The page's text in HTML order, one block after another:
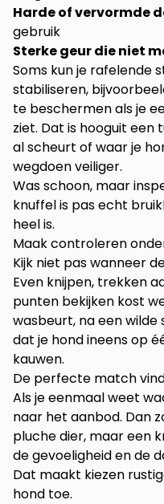
Harde of vervormde
gebruik
Sterke geur die niet
Soms kun je rafelende
stabiliseren,
te beschermenals je
ziet. Dat is hooguit een
al scheurt of waar je
wegdoen veiliger.
Was schoon, maar
knuffel is pas echt
heel is.
Maak controleren
Kijk niet pas wanneer
Even knijpen, trekken
punten bekijken kost
wasbeurt, na een wilde
dat je hond ineens op
kauwen.
De perfecte match
Als je eenmaal weet
naar het aanbod. Dan
pluche dier, maar een
de gevoeligheid en de
Dat maakt kiezen
hond toe.